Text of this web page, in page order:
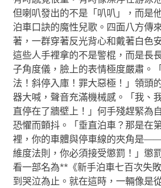
但喇叭發出的不是「叭叭」，而是
泊車口訣的魔性兒歌。四面八方傳
著，一群穿著反光背心和戴著白色
這些人手裡拿的不是警棍，而是長
子角度儀，臉上的表情極度嚴肅。
法！斜停入庫！罪大惡極！」領頭
器大喊，聲音充滿機械感。「我、
直停在了牆壁上！」何手殘趕緊為
恐懼而顫抖。「垂直泊車？那是在
裡，你的車體與停車線的夾角是
維度法則，你必須接受懲罰！」懲
看一部名為**《新手泊車七百次失
到哭泣為止。就在這時，一輛像是